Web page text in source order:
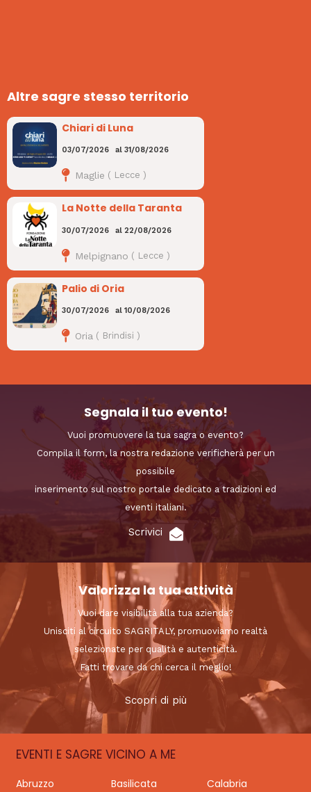
Altre sagre stesso territorio
Chiari di Luna
03/07/2026 al31/08/2026
Maglie ( Lecce )
La Notte della Taranta
30/07/2026 al 22/08/2026
Melpignano ( Lecce )
Palio di Oria
30/07/2026 al10/08/2026
Oria ( Brindisi )
Segnala il tuo evento!
Vuoi promuovere la tua sagra o evento?
Compila il form, la nostra redazione verificherà per un
possibile
inserimento sul nostro portale dedicato a tradizioni ed
eventi italiani.
Scrivici
Valorizza la tua attività
Vuoi dare visibilità alla tua azienda?
Unisciti al circuito SAGRITALY, promuoviamo realtà
selezionate per qualità e autenticità.
Fatti trovare da chi cerca il meglio!
Scopri di più
EVENTI E SAGRE VICINO A ME
Abruzzo Basilicata
Calabria